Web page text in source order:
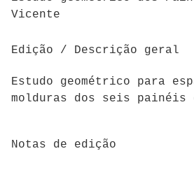
Vicente
Edição / Descrição geral
Estudo geométrico para
molduras dos seis painéis
Notas de edição